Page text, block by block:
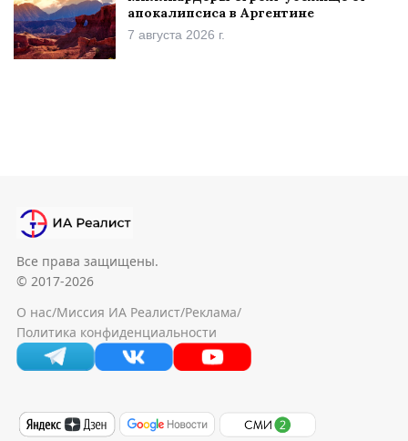
апокалипсиса в Аргентине
7 августа 2026 г.
Все права защищены.
© 2017-2026
О нас/Миссия ИА Реалист/Реклама/
Политика конфиденциальности